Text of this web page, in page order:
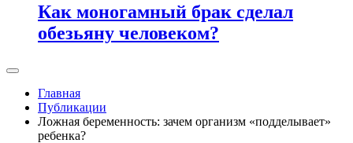
Как моногамный брак сделал
обезьяну человеком?
Главная
Публикации
Ложная беременность: зачем организм «подделывает»
ребенка?